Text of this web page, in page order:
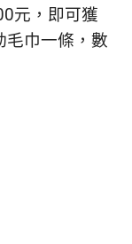
元，即可獲
毛巾一條，數